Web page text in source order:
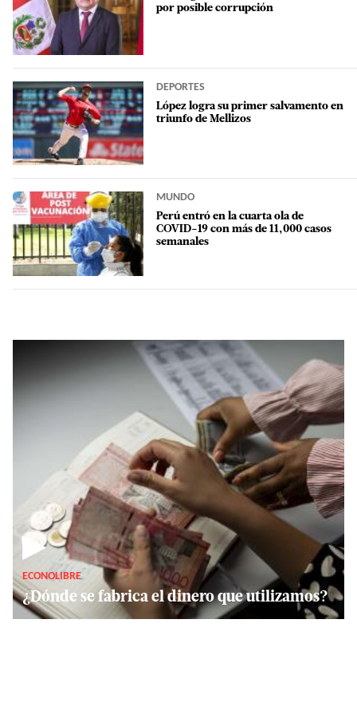
por posible corrupción
DEPORTES
López logra su primer salvamento en
triunfo de Mellizos
MUNDO
Perú entró en la cuarta ola de
COVID-19 con más de 11,000 casos
semanales
▶
ECONOLIBRE
¿Dónde se fabrica el dinero que utilizamos?